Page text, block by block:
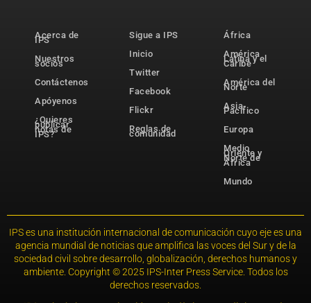
Acerca de
IPS
Nuestros
socios
Contáctenos
Apóyenos
¿Quieres
publicar
notas de
IPS?
Sigue a IPS
Inicio
Twitter
Facebook
Flickr
Reglas de
comunidad
África
América
Latina y el
Caribe
América del
Norte
Asia-
Pacífico
Europa
Medio
Oriente y
Norte de
África
Mundo
IPS es una institución internacional de comunicación cuyo eje es una
agencia mundial de noticias que amplifica las voces del Sur y de la
sociedad civil sobre desarrollo, globalización, derechos humanos y
ambiente. Copyright © 2025 IPS-Inter Press Service. Todos los
derechos reservados.